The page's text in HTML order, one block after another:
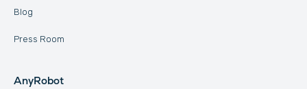
Blog
Press Room
AnyRobot